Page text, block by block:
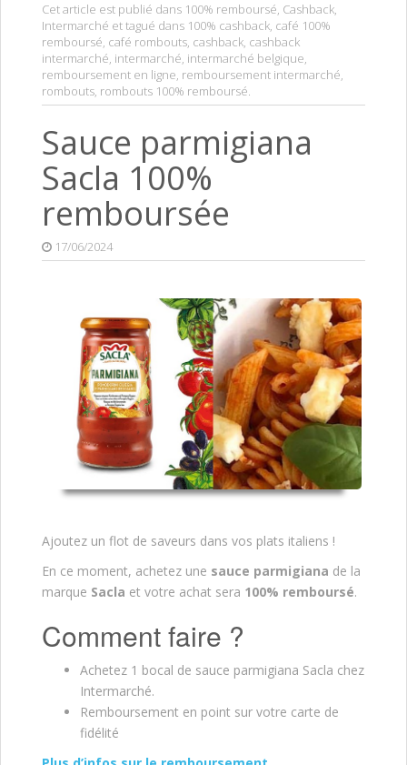
Cet article est publié dans 100% remboursé, Cashback,
Intermarché et tagué dans 100% cashback, café 100%
remboursé, café rombouts, cashback, cashback
intermarché, intermarché, intermarché belgique,
remboursement en ligne, remboursement intermarché,
rombouts, rombouts 100% remboursé.
Sauce parmigiana
Sacla 100%
remboursée
17/06/2024
Ajoutez un flot de saveurs dans vos plats italiens !
En ce moment, achetez une sauce parmigiana de la
marque Sacla et votre achat sera 100% remboursé.
Comment faire ?
Achetez 1 bocal de sauce parmigiana Sacla chez
Intermarché.
Remboursement en point sur votre carte de
fidélité